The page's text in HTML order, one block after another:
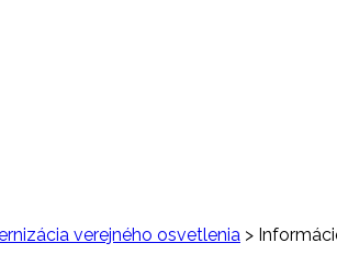
verejného osvetlenia >